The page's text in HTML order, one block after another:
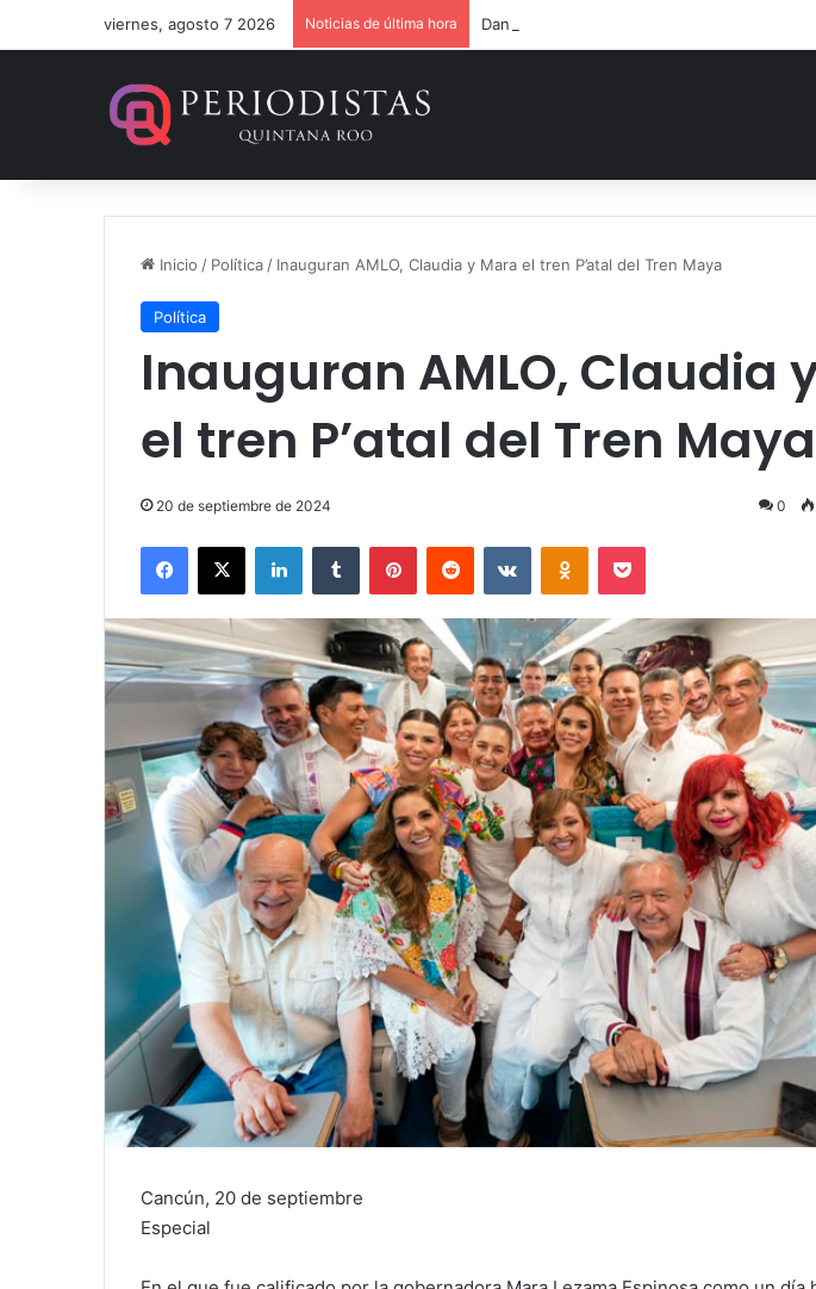
viernes, agosto 7 2026 Noticias de última hora Dan 36 años de prisión por homicidio de
Inicio / Política / Inauguran AMLO, Claudia y Mara el tren P’atal del Tren Maya
Política
Inauguran AMLO, Claudia
el tren P’atal del Tren Maya
20 de septiembre de 2024 0
Facebook
X LinkedInTumblr PinterestReddit VKontakteOdnoklassniki
Pocket
Cancún, 20 de septiembre
Especial